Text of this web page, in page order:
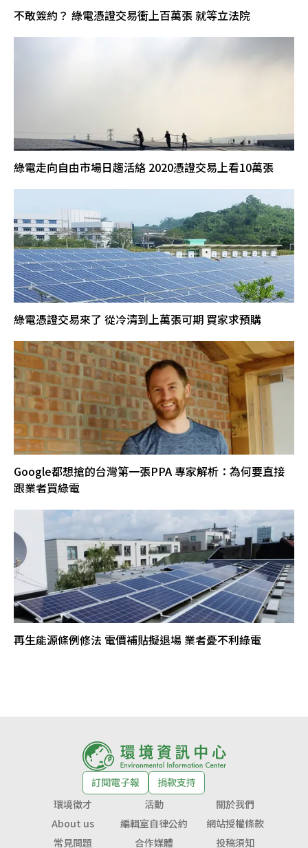
不敢簽約？ 綠電憑證交易衝上百萬張 就等立法院
綠電走向自由市場日趨活絡 2020憑證交易上看10萬張
綠電憑證交易來了 從冷清到上萬張可期 買家求預購
Google都想搶的台灣第一張PPA 專家解析：為何要直接
跟業者買綠電
再生能源條例修法 電價補貼擬退場 業者憂不利綠電
訂閱電子報
捐款支持
環境徵才
活動
關於我們
About us
編輯室自律公約
網站授權條款
常見問題
合作媒體 投稿須知